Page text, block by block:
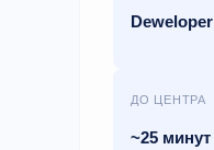
Deweloper
ДО ЦЕНТРА
~25 минут